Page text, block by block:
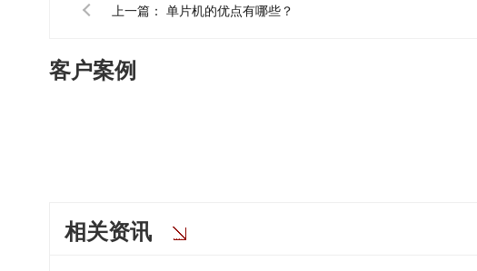
上一篇： 单片机的优点有哪些？
客户案例
相关资讯